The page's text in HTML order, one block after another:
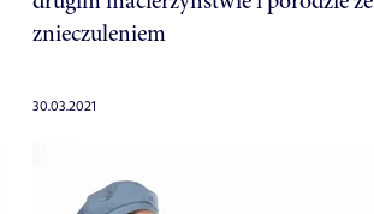
znieczuleniem
30.03.2021